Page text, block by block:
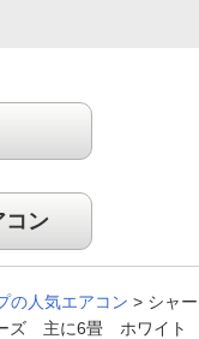
含みます。
コン
の人気エアコン > シャー
ズ 主に6畳 ホワイト